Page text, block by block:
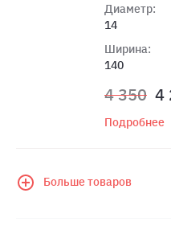
Диаметр:
14
Ширина:
140
4 350 4
Подробнее
Больше товаров